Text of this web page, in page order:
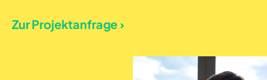
Zur Projektanfrage ›